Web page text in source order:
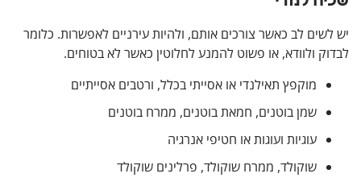
לב כאשר צורכים אותם, ולהיות עירניים לאפשרות. כלומר
ולוודא, או פשוט להמנע לחלוטין כאשר לא בטוחים.
מוקפץ תאילנדי או אסייתי בכלל, ורטבים אסייתיים
שמן בוטנים, חמאת בוטנים, ממרח בוטנים
עוגיות ועוגות או חטיפי אנרגיה
שוקולד, ממרח שוקולד, פרלינים שוקולד